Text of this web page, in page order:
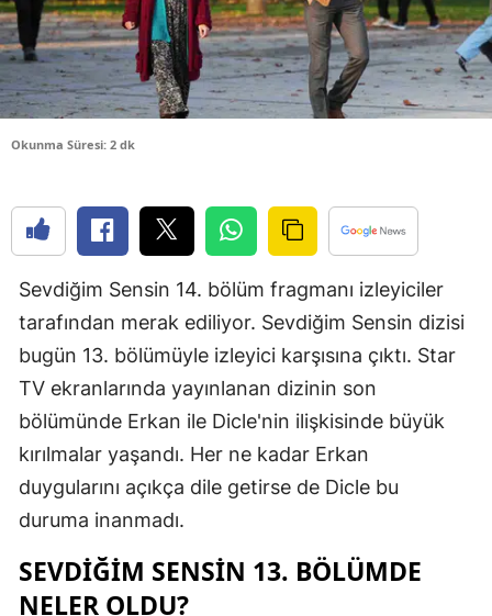
Burdur
Bursa
Çanakkale
Çorum
Denizli
Diyarbakır
Edirne
Erzincan
Gaziantep
Okunma Süresi: 2 dk
Sevdiğim Sensin 14. bölüm fragmanı izleyiciler
tarafından merak ediliyor. Sevdiğim Sensin dizisi
bugün 13. bölümüyle izleyici karşısına çıktı. Star
TV ekranlarında yayınlanan dizinin son
bölümünde Erkan ile Dicle'nin ilişkisinde büyük
kırılmalar yaşandı. Her ne kadar Erkan
duygularını açıkça dile getirse de Dicle bu
duruma inanmadı.
SEVDIĞIM SENSIN 13. BÖLÜMDE
NELER OLDU?